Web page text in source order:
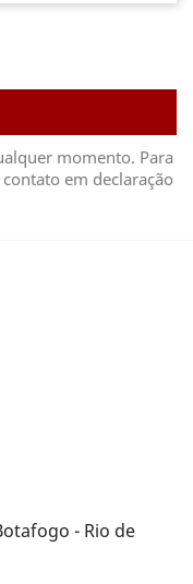
momento. Para
em declaração
- Rio de